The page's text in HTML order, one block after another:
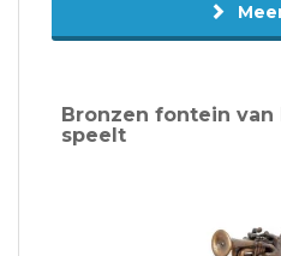
Bronzen fontein
speelt